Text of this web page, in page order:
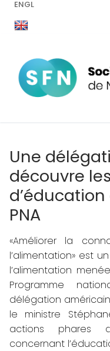
AllerENGL
Une
découvre
PNA
«Améliorer la
l’alimentation» est
l’alimentation
Programme
délégation
le ministre
actions phares
concernant